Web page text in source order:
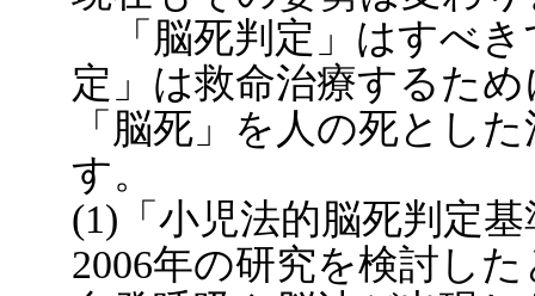
「脳死判定」はすべき
定」は救命治療するた
「脳死」を人の死とし
す。
(1)「小児法的脳死判定
2006年の研究を検討し